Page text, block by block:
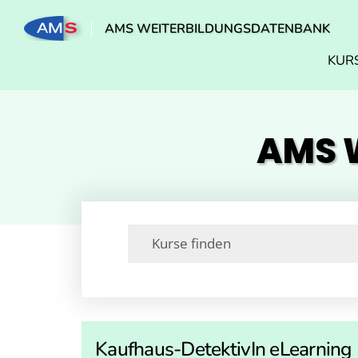
AMS WEITERBILDUNGSDATENBANK
AMS
Kaufhaus-DetektivIn eLearning